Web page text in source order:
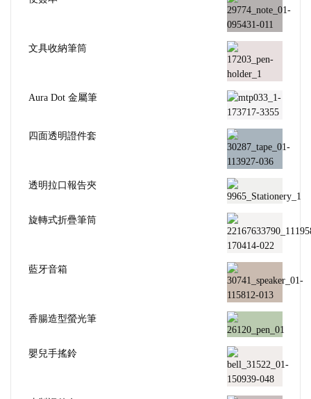
文具收納筆筒
Aura Dot 金屬筆
四面透明證件套
透明拉口報告夾
旋轉式折疊筆筒
藍牙音箱
香腸造型螢光筆
嬰兒手搖鈴